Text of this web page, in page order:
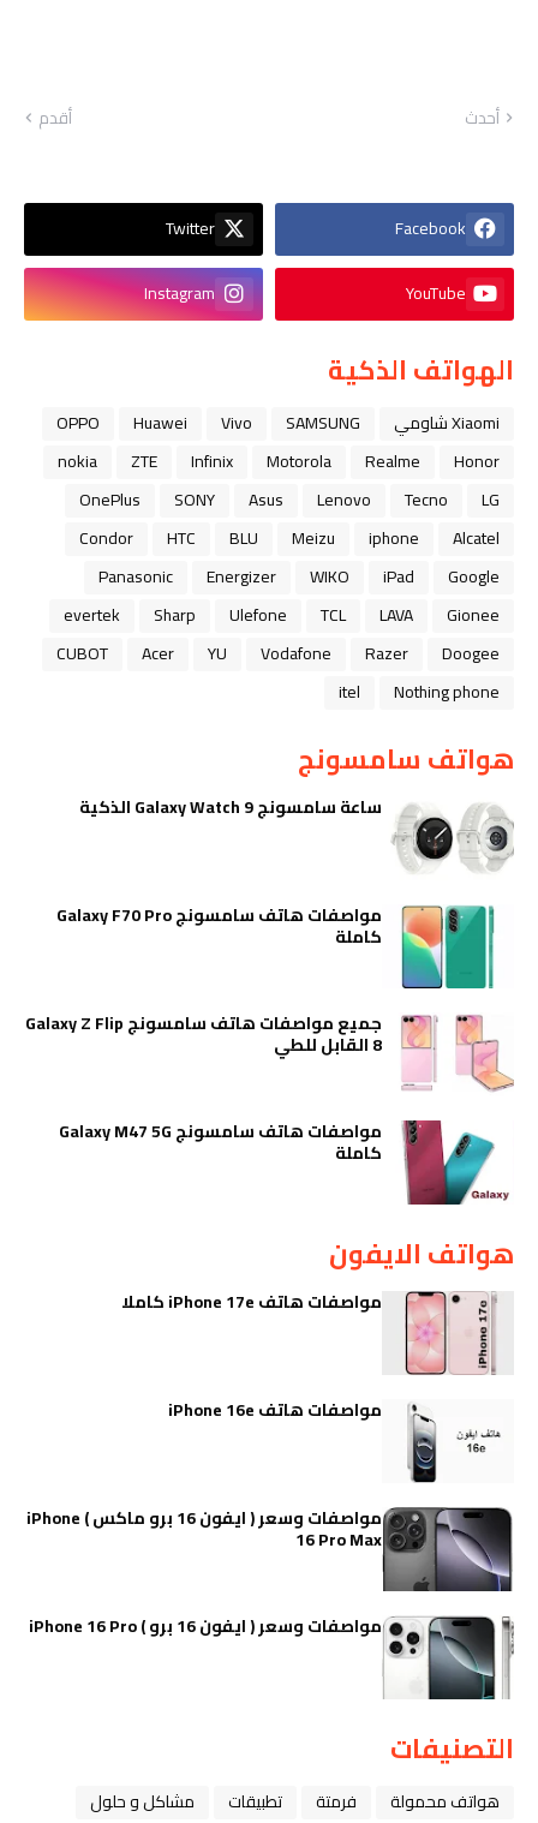
أحدث أقدم
Facebook
Twitter
YouTube
Instagram
الهواتف الذكية
Xiaomi شاومي SAMSUNG
Vivo
Huawei
OPPO
Honor
Realme
Motorola
Infinix
ZTE
nokia
LG
Tecno
Lenovo
Asus
SONY
OnePlus
Alcatel
iphone
Meizu
BLU
HTC
Condor
Google
iPad
WIKO
Energizer
Panasonic
Gionee
LAVA
TCL
Ulefone
Sharp
evertek
Doogee
Razer
Vodafone
YU
Acer
CUBOT
Nothing phone
itel
هواتف سامسونج
ساعة سامسونج Galaxy Watch 9 الذكية
مواصفات هاتف سامسونج Galaxy F70 Pro
كاملة
جميع مواصفات هاتف سامسونج Galaxy Z Flip
8 القابل للطي
مواصفات هاتف سامسونج Galaxy M47 5G
كاملة
هواتف الايفون
مواصفات هاتف iPhone 17e كاملا
مواصفات هاتف iPhone 16e
مواصفات وسعر ( ايفون 16 برو ماكس ) iPhone
16 Pro Max
مواصفات وسعر ( ايفون 16 برو ) iPhone 16 Pro
التصنيفات
هواتف محمولة فرمتة تطبيقات
مشاكل و حلول